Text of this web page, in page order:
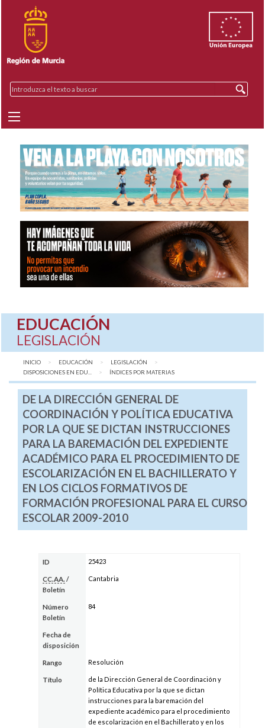
EDUCACIÓN
LEGISLACIÓN
INICIO EDUCACIÓN
LEGISLACIÓN
DISPOSICIONES EN EDU...
AQUÍ:
ÍNDICES POR MATERIAS
DE LA DIRECCIÓN GENERAL DE
COORDINACIÓN Y POLÍTICA EDUCATIVA
POR LA QUE SE DICTAN INSTRUCCIONES
PARA LA BAREMACIÓN DEL EXPEDIENTE
ACADÉMICO PARA EL PROCEDIMIENTO DE
ESCOLARIZACIÓN EN EL BACHILLERATO Y
EN LOS CICLOS FORMATIVOS DE
FORMACIÓN PROFESIONAL PARA EL CURSO
ESCOLAR 2009-2010
ID 25423
CC.AA. /
Boletín
Cantabria
Número
Boletín
84
Fecha de
disposición
Rango Resolución
Título
de la Dirección General de Coordinación y
Política Educativa por la que se dictan
instrucciones para la baremación del
expediente académico para el procedimiento
de escolarización en el Bachillerato y en los